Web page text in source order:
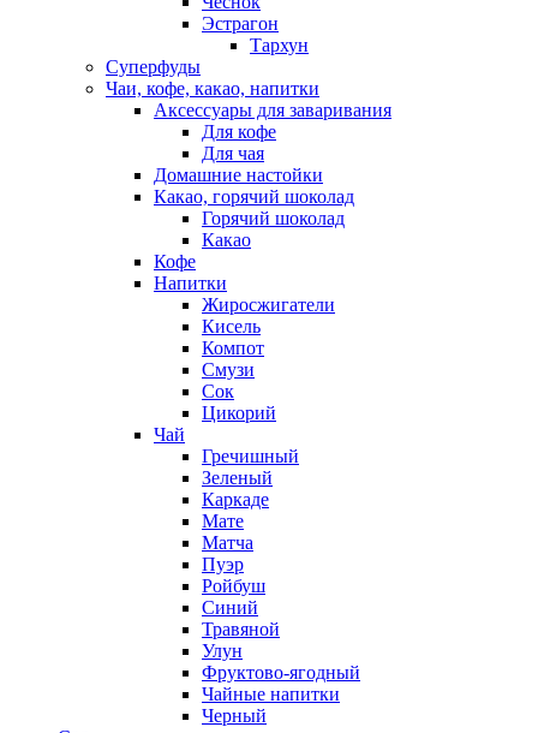
Эстрагон
Тархун
Суперфуды
Чаи, кофе, какао, напитки
Аксессуары для заваривания
Для кофе
Для чая
Домашние настойки
Какао, горячий шоколад
Горячий шоколад
Какао
Кофе
Напитки
Жиросжигатели
Кисель
Компот
Смузи
Сок
Цикорий
Чай
Гречишный
Зеленый
Каркаде
Мате
Матча
Пуэр
Ройбуш
Синий
Травяной
Улун
Фруктово-ягодный
Чайные напитки
Черный